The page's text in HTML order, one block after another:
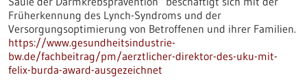
Früherkennung des Lynch-​Syndroms und der
Versorgungsoptimierung von Betroffenen und ihrer Familien.
https://www.gesundheitsindustrie-
bw.de/fachbeitrag/pm/aerztlicher-direktor-des-uku-mit-
felix-burda-award-ausgezeichnet